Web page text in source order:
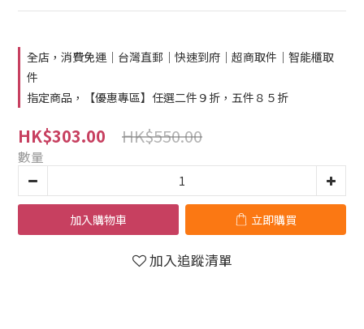
全店，消費免運｜台灣直郵｜快速到府｜超商取件｜智能櫃取
件
指定商品，【優惠專區】任選二件９折，五件８５折
HK$303.00 HK$550.00
數量
加入購物車 立即購買
加入追蹤清單